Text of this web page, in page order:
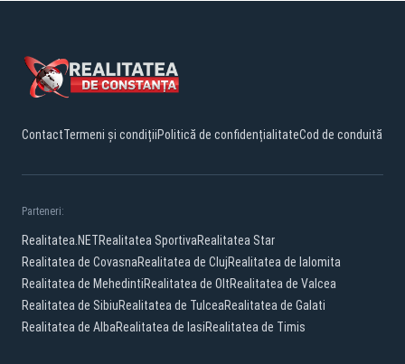
ContactTermeni și condițiiPolitică de confidențialitateCod de conduită
Parteneri:
Realitatea.NETRealitatea SportivaRealitatea Star
Realitatea de CovasnaRealitatea de ClujRealitatea de Ialomita
Realitatea de MehedintiRealitatea de OltRealitatea de Valcea
Realitatea de SibiuRealitatea de TulceaRealitatea de Galati
Realitatea de AlbaRealitatea de IasiRealitatea de Timis